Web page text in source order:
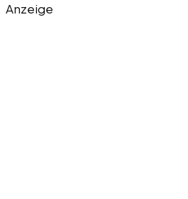
Anzeige